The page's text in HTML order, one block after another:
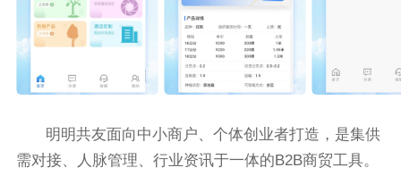
明明共友面向中小商户、个体创业者打造，是集供
需对接、人脉管理、行业资讯于一体的B2B商贸工具。